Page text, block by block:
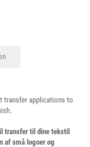
transfer applications to
transfer til dine tekstil
af små logoer og